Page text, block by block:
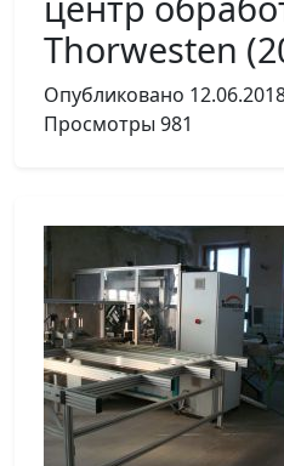
Thorwesten
Опубликовано
Просмотры 981